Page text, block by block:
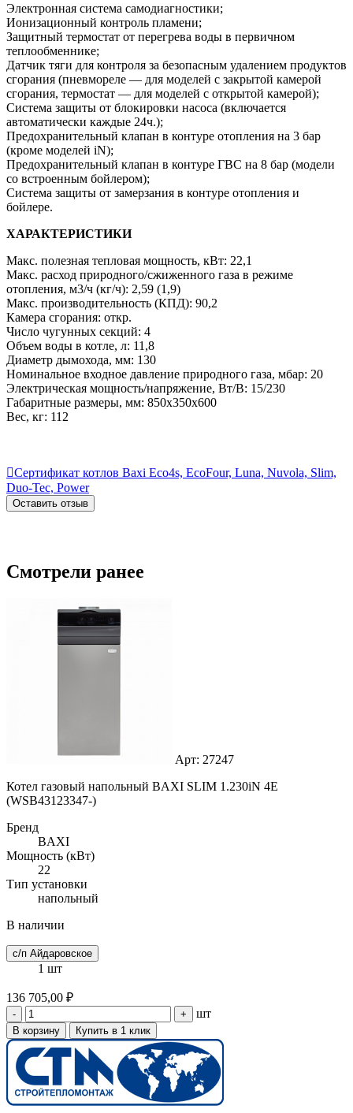
Электронная система самодиагностики;
Ионизационный контроль пламени;
Защитный термостат от перегрева воды в первичном
теплообменнике;
Датчик тяги для контроля за безопасным удалением продуктов
сгорания (пневмореле — для моделей с закрытой камерой
сгорания, термостат — для моделей с открытой камерой);
Система защиты от блокировки насоса (включается
автоматически каждые 24ч.);
Предохранительный клапан в контуре отопления на 3 бар
(кроме моделей iN);
Предохранительный клапан в контуре ГВС на 8 бар (модели
со встроенным бойлером);
Система защиты от замерзания в контуре отопления и
бойлере.
ХАРАКТЕРИСТИКИ
Макс. полезная тепловая мощность, кВт: 22,1
Макс. расход природного/сжиженного газа в режиме
отопления, м3/ч (кг/ч): 2,59 (1,9)
Макс. производительность (КПД): 90,2
Камера сгорания: откр.
Число чугунных секций: 4
Объем воды в котле, л: 11,8
Диаметр дымохода, мм: 130
Номинальное входное давление природного газа, мбар: 20
Электрическая мощность/напряжение, Вт/В: 15/230
Габаритные размеры, мм: 850х350х600
Вес, кг: 112
Сертификат котлов Baxi Eco4s, EcoFour, Luna, Nuvola, Slim,
Duo-Tec, Power
Оставить отзыв
Смотрели ранее
Арт: 27247
Котел газовый напольный BAXI SLIM 1.230iN 4E
(WSB43123347-)
Бренд
BAXI
Мощность (кВт)
22
Тип установки
напольный
В наличии
с/п Айдаровское
1 шт
136 705,00 ₽
- + шт
В корзину Купить в 1 клик